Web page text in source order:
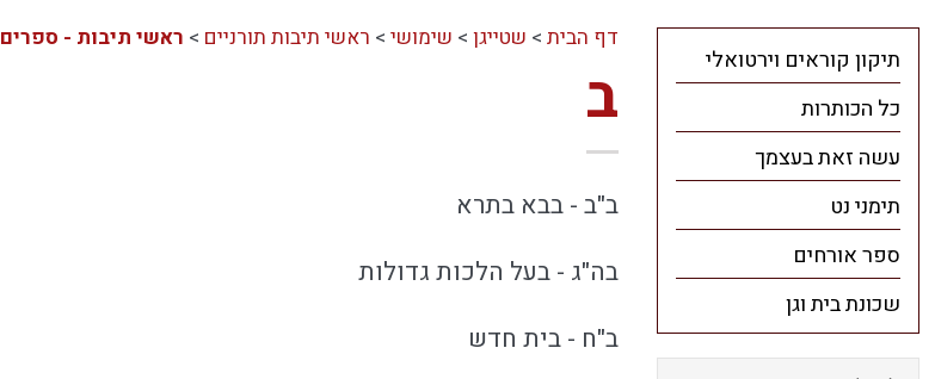
דף הבית> שטייגן> שימושי> ראשי תיבות תורניים > ראשי תיבות - ספרים
ב
ב"ב - בבא בתרא
בה"ג - בעל הלכות גדולות
ב"ח - בית חדש
תיקון קוראים וירטואלי
כל הכותרות
עשה זאת בעצמך
תימני נט
ספר אורחים
שכונת בית וגן